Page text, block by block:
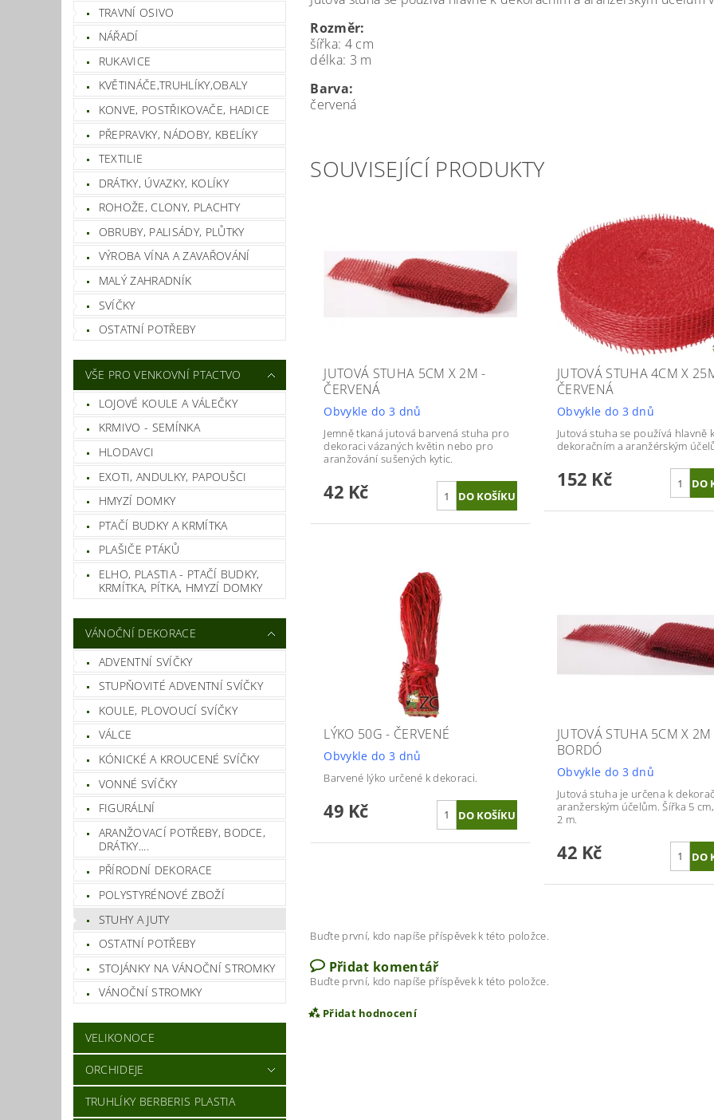
TRAVNÍ OSIVO
NÁŘADÍ
RUKAVICE
KVĚTINÁČE,TRUHLÍKY,OBALY
KONVE, POSTŘIKOVAČE, HADICE
PŘEPRAVKY, NÁDOBY, KBELÍKY
TEXTILIE
DRÁTKY, ÚVAZKY, KOLÍKY
ROHOŽE, CLONY, PLACHTY
OBRUBY, PALISÁDY, PLŮTKY
VÝROBA VÍNA A ZAVAŘOVÁNÍ
MALÝ ZAHRADNÍK
SVÍČKY
OSTATNÍ POTŘEBY
VŠE PRO VENKOVNÍ PTACTVO
LOJOVÉ KOULE A VÁLEČKY
KRMIVO - SEMÍNKA
HLODAVCI
EXOTI, ANDULKY, PAPOUŠCI
HMYZÍ DOMKY
PTAČÍ BUDKY A KRMÍTKA
PLAŠIČE PTÁKŮ
ELHO, PLASTIA - PTAČÍ BUDKY,
KRMÍTKA, PÍTKA, HMYZÍ DOMKY
VÁNOČNÍ DEKORACE
ADVENTNÍ SVÍČKY
STUPŇOVITÉ ADVENTNÍ SVÍČKY
KOULE, PLOVOUCÍ SVÍČKY
VÁLCE
KÓNICKÉ A KROUCENÉ SVÍČKY
VONNÉ SVÍČKY
FIGURÁLNÍ
ARANŽOVACÍ POTŘEBY, BODCE,
DRÁTKY....
PŘÍRODNÍ DEKORACE
POLYSTYRÉNOVÉ ZBOŽÍ
STUHY A JUTY
OSTATNÍ POTŘEBY
STOJÁNKY NA VÁNOČNÍ STROMKY
VÁNOČNÍ STROMKY
VELIKONOCE
ORCHIDEJE
TRUHLÍKY BERBERIS PLASTIA
Rozměr:
šířka: 4 cm
délka: 3 m
Barva:
červená
SOUVISEJÍCÍ PRODUKTY
JUTOVÁ STUHA 5CM X 2M -
ČERVENÁ
Obvykle do 3 dnů
Jemně tkaná jutová barvená stuha pro
dekoraci vázaných květin nebo pro
aranžování sušených kytic.
42 Kč
JUTOVÁ STUHA 4CM X
ČERVENÁ
Obvykle do 3 dnů
Jutová stuha se používá hlavně
dekoračním a aranžérským
152 Kč
LÝKO 50G - ČERVENÉ
Obvykle do 3 dnů
Barvené lýko určené k dekoraci.
49 Kč
JUTOVÁ STUHA 5CM X
BORDÓ
Obvykle do 3 dnů
Jutová stuha je určena k
aranžerským účelům. Šířka 5
2 m.
42 Kč
Buďte první, kdo napíše příspěvek k této položce.
Přidat komentář
Buďte první, kdo napíše příspěvek k této položce.
Přidat hodnocení